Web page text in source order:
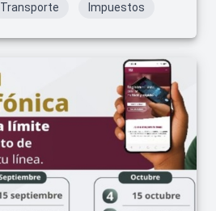
Transporte Impuestos